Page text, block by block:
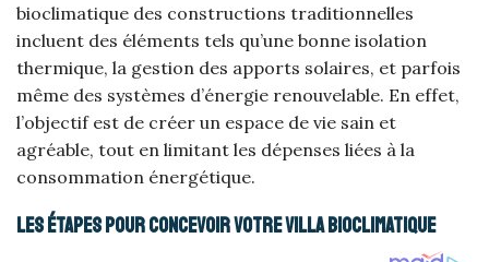
bioclimatique des constructions traditionnelles
incluent des éléments tels qu’une bonne isolation
thermique, la gestion des apports solaires, et parfois
même des systèmes d’énergie renouvelable. En effet,
l’objectif est de créer un espace de vie sain et
agréable, tout en limitant les dépenses liées à la
consommation énergétique.
Les étapes pour concevoir votre villa bioclimatique